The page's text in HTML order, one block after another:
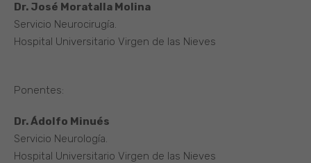
Dr. José Moratalla Molina
Servicio Neurocirugía.
Hospital Universitario Virgen de las Nieves
Ponentes:
Dr. Ádolfo Minués
Servicio Neurología.
Hospital Universitario Virgen de las Nieves